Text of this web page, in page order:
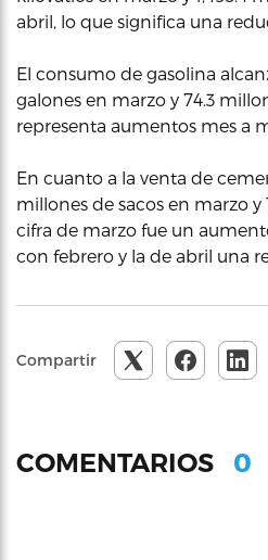
abril, lo que significa una
El consumo de gasolina
galones en marzo y 74.3
representa aumentos mes a
En cuanto a la venta de
millones de sacos en marzo y
cifra de marzo fue un
con febrero y la de abril una
Compartir
COMENTARIOS 0